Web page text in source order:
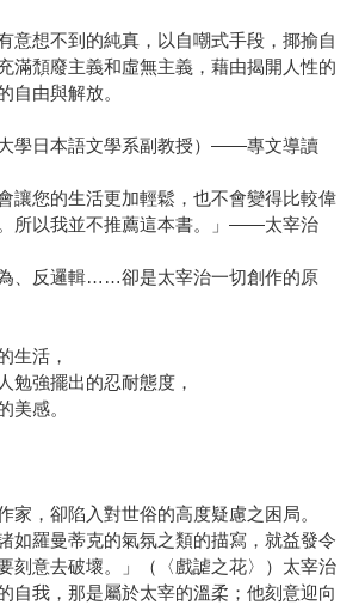
意想不到的純真，以自嘲式手段，揶揄自
滿頹廢主義和虛無主義，藉由揭開人性的
自由與解放。
學日本語文學系副教授）——專文導讀
讓您的生活更加輕鬆，也不會變得比較偉
所以我並不推薦這本書。」——太宰治
、反邏輯……卻是太宰治一切創作的原
生活，
勉強擺出的忍耐態度，
美感。
家，卻陷入對世俗的高度疑慮之困局。
如羅曼蒂克的氣氛之類的描寫，就益發令
刻意去破壞。」（〈戲謔之花〉）太宰治
自我，那是屬於太宰的溫柔；他刻意迎向